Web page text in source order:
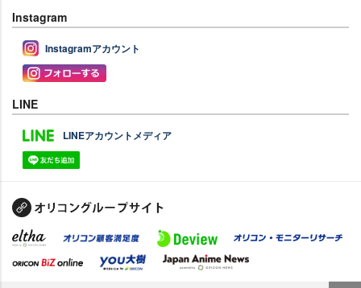
Instagram
Instagramアカウント
LINE
LINEアカウントメディア